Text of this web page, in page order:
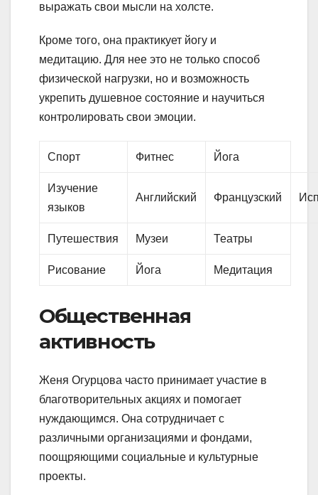
выражать свои мысли на холсте.
Кроме того, она практикует йогу и
медитацию. Для нее это не только способ
физической нагрузки, но и возможность
укрепить душевное состояние и научиться
контролировать свои эмоции.
Спорт Фитнес Йога
Изучение
языков
Английский Французский
Путешествия Музеи Театры
Рисование Йога Медитация
Общественная
активность
Женя Огурцова часто принимает участие в
благотворительных акциях и помогает
нуждающимся. Она сотрудничает с
различными организациями и фондами,
поощряющими социальные и культурные
проекты.